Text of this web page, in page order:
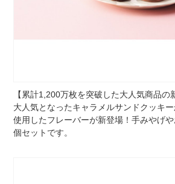
【累計1,200万枚を突破した大人気商品の
大人気となったキャラメルサンドクッキー
使用したフレーバーが新登場！手みやげ
個セットです。